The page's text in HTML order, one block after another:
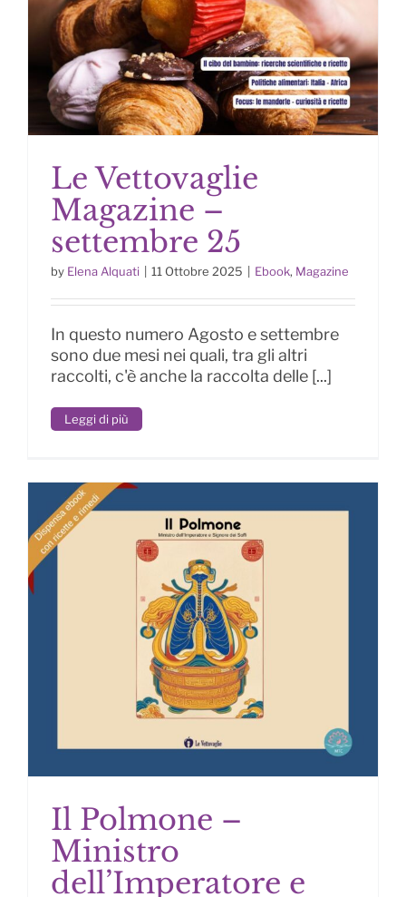
Le Vettovaglie Magazine –
settembre 25
Le Vettovaglie
Magazine –
settembre 25
by Elena Alquati 11 Ottobre 2025 Ebook, Magazine
In questo numero Agosto e settembre
sono due mesi nei quali, tra gli altri
raccolti, c'è anche la raccolta delle [...]
Leggi di più
Il Polmone –
Ministro
dell’Imperatore e